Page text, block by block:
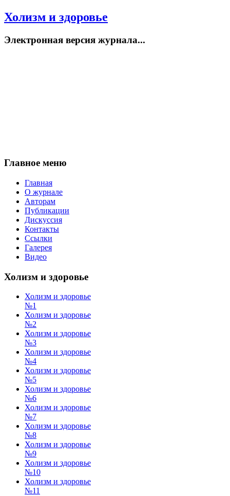
Холизм и здоровье
Электронная версия журнала...
Главное меню
Главная
О журнале
Авторам
Публикации
Дискуссия
Контакты
Ссылки
Галерея
Видео
Холизм и здоровье
Холизм и здоровье
№1
Холизм и здоровье
№2
Холизм и здоровье
№3
Холизм и здоровье
№4
Холизм и здоровье
№5
Холизм и здоровье
№6
Холизм и здоровье
№7
Холизм и здоровье
№8
Холизм и здоровье
№9
Холизм и здоровье
№10
Холизм и здоровье
№11